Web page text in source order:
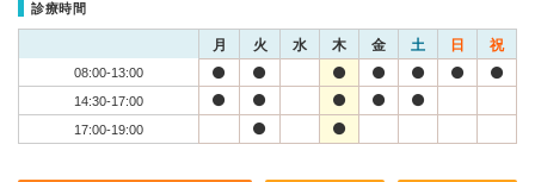
診療時間
月 火 水 木 金 土 日 祝
08:00-13:00
14:30-17:00
17:00-19:00